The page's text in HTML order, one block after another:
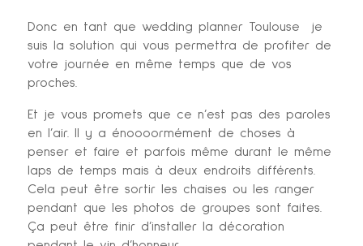
Donc en tant que wedding planner Toulouse je
suis la solution qui vous permettra de profiter de
votre journée en même temps que de vos
proches.
Et je vous promets que ce n’est pas des paroles
en l’air. Il y a énoooormément de choses à
penser et faire et parfois même durant le même
laps de temps mais à deux endroits différents.
Cela peut être sortir les chaises ou les ranger
pendant que les photos de groupes sont faites.
Ça peut être finir d’installer la décoration